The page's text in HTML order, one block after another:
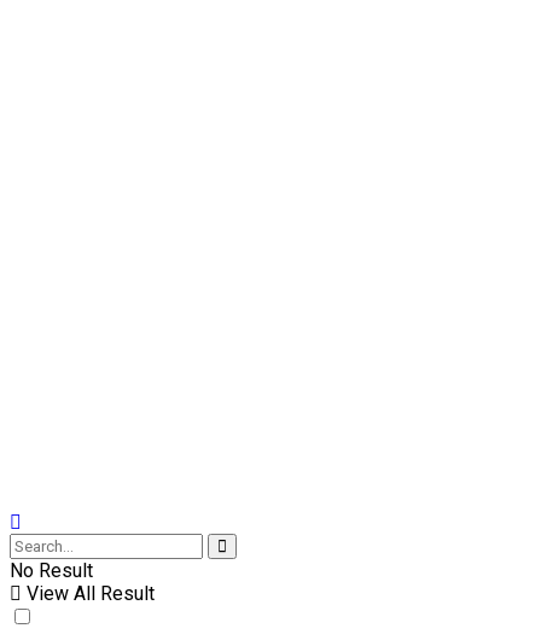
No Result
View All Result